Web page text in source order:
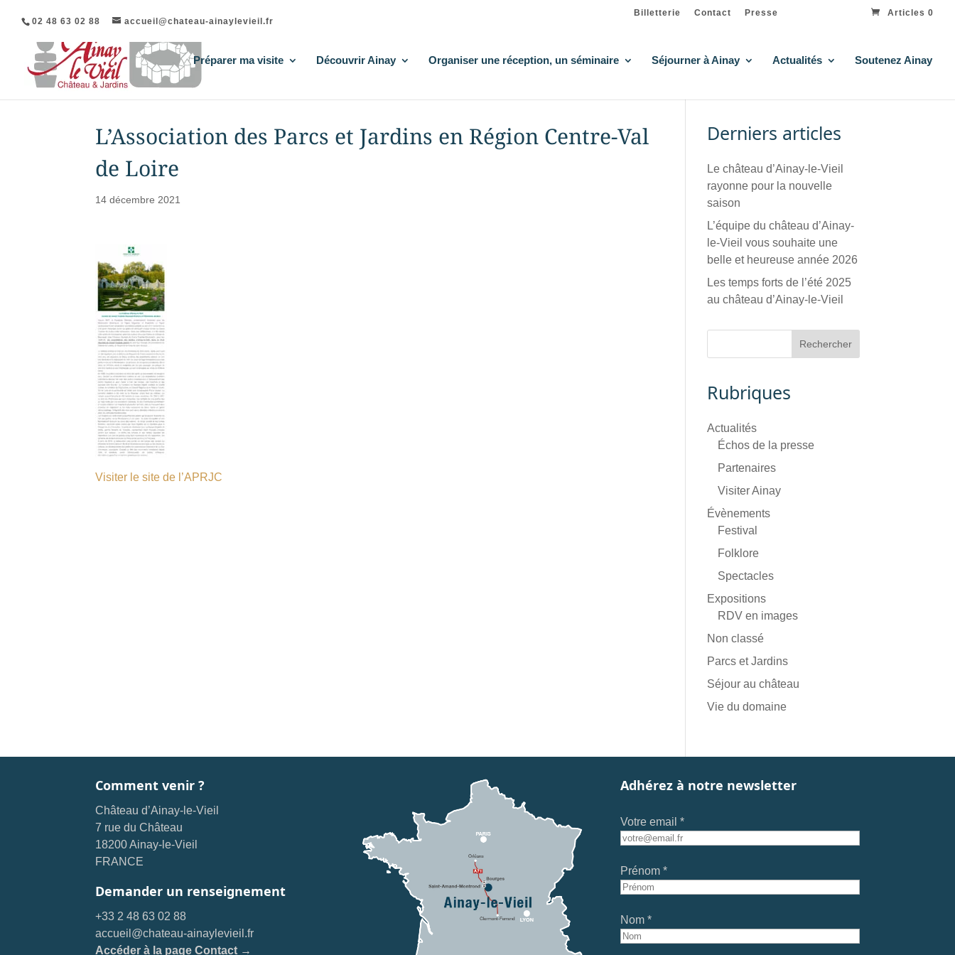
02 48 63 02 88 accueil@chateau-ainaylevieil.fr
Billetterie Contact Presse Articles 0
Préparer ma visite Découvrir Ainay Organiser une réception, un séminaire Séjourner à Ainay Actualités Soutenez Ainay
L’Association des Parcs et Jardins en Région Centre-Val
de Loire
14 décembre 2021
Visiter le site de l’APRJC
Derniers articles
Le château d’Ainay-le-Vieil
rayonne pour la nouvelle
saison
L’équipe du château d’Ainay-
le-Vieil vous souhaite une
belle et heureuse année 2026
Les temps forts de l’été 2025
au château d’Ainay-le-Vieil
Rubriques
Actualités
Échos de la presse
Partenaires
Visiter Ainay
Évènements
Festival
Folklore
Spectacles
Expositions
RDV en images
Non classé
Parcs et Jardins
Séjour au château
Vie du domaine
Comment venir ?
Château d’Ainay-le-Vieil
7 rue du Château
18200 Ainay-le-Vieil
FRANCE
Demander un renseignement
+33 2 48 63 02 88
accueil@chateau-ainaylevieil.fr
Accéder à la page Contact →
Adhérez à notre newsletter
Votre email *
Prénom *
Nom *